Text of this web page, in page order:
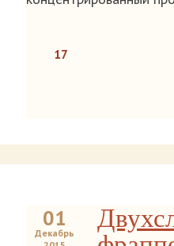
17
01
Декабрь